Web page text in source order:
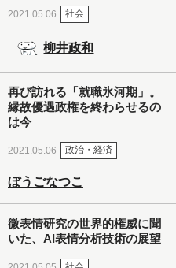
2021.05.06 社会
柳井政和
再び訪れる「就職氷河期」。
縁故優遇政権を終わらせるの
は今
2021.05.06 政治・経済
ぼうごなつこ
微表情研究の世界的権威に聞
いた、AI表情分析技術の展望